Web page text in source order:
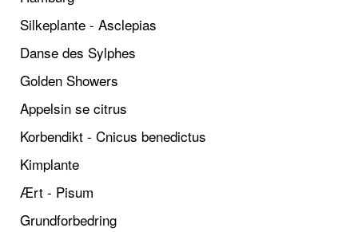
Silkeplante - Asclepias
Danse des Sylphes
Golden Showers
Appelsin se citrus
Korbendikt - Cnicus benedictus
Kimplante
Ært - Pisum
Grundforbedring